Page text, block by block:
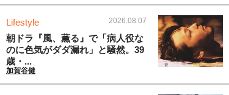
Lifestyle 2026.08.07
朝ドラ『風、薫る』で「病人役な
のに色気がダダ漏れ」と騒然。39
歳・...
加賀谷健